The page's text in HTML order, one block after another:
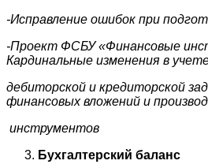
-Исправление ошибок при
-Проект ФСБУ «Финансовые
Кардинальные изменения в
дебиторской и кредиторской
финансовых вложений и
инструментов
Бухгалтерский баланс